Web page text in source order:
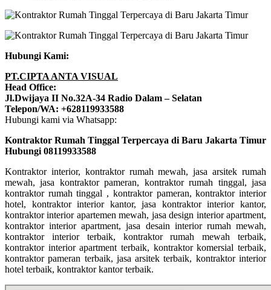
Hubungi Kami:
PT.CIPTA ANTA VISUAL
Head Office:
Jl.Dwijaya II No.32A-34 Radio Dalam – Selatan
Telepon/WA: +628119933588
Hubungi kami via Whatsapp:
Kontraktor Rumah Tinggal Terpercaya di Baru Jakarta Timur
Hubungi 08119933588
Kontraktor interior, kontraktor rumah mewah, jasa arsitek rumah
mewah, jasa kontraktor pameran, kontraktor rumah tinggal, jasa
kontraktor rumah tinggal , kontraktor pameran, kontraktor interior
hotel, kontraktor interior kantor, jasa kontraktor interior kantor,
kontraktor interior apartemen mewah, jasa design interior apartment,
kontraktor interior apartment, jasa desain interior rumah mewah,
kontraktor interior terbaik, kontraktor rumah mewah terbaik,
kontraktor interior apartment terbaik, kontraktor komersial terbaik,
kontraktor pameran terbaik, jasa arsitek terbaik, kontraktor interior
hotel terbaik, kontraktor kantor terbaik.